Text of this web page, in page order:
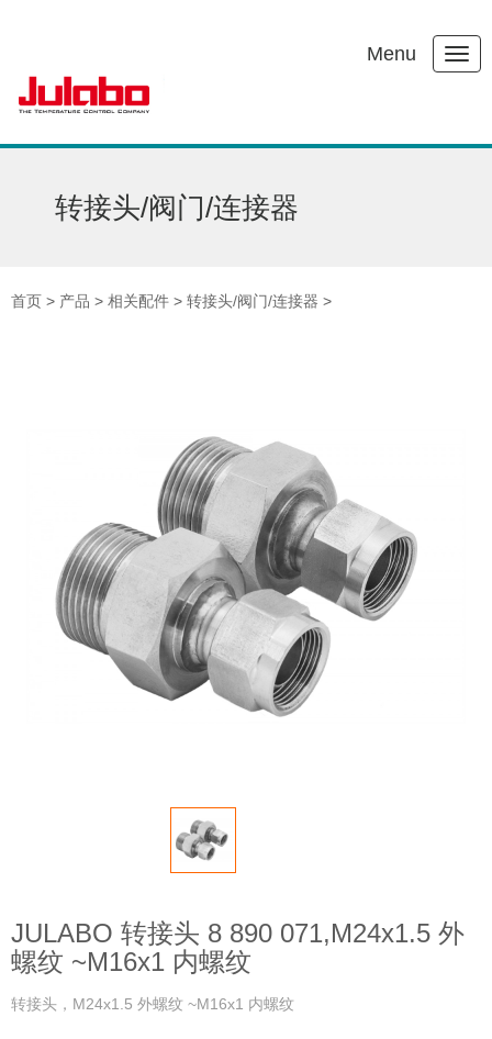
Menu
转接头/阀门/连接器
首页 > 产品 > 相关配件 > 转接头/阀门/连接器 >
JULABO 转接头 8 890 071,M24x1.5 外
螺纹 ~M16x1 内螺纹
转接头，M24x1.5 外螺纹 ~M16x1 内螺纹